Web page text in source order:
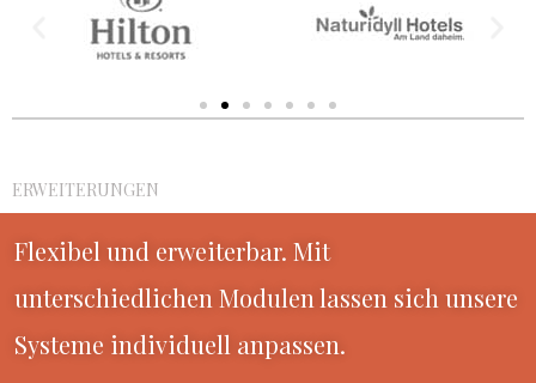
ERWEITERUNGEN
Flexibel und erweiterbar. Mit
unterschiedlichen Modulen lassen sich unsere
Systeme individuell anpassen.